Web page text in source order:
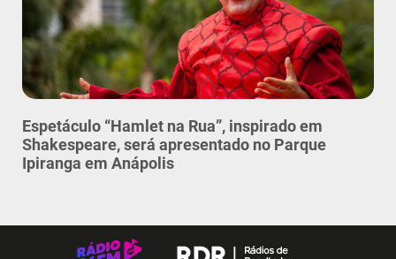
Comercial
Contato
Espetáculo “Hamlet na Rua”, inspirado em
Shakespeare, será apresentado no Parque
Ipiranga em Anápolis